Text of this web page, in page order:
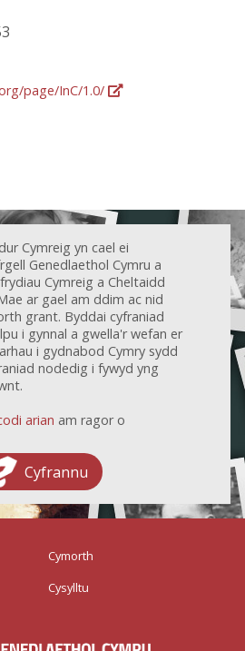
page/InC/1.0/
Cymreig yn cael ei
Genedlaethol Cymru a
Cymreig a Cheltaidd
ar gael am ddim ac nid
grant. Byddai cyfraniad
i gynnal a gwella'r wefan er
i gydnabod Cymry sydd
nodedig i fywyd yng
arian am ragor o
Cyfrannu
Cymorth
Cysylltu